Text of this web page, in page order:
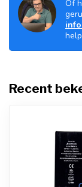
Of
Recent